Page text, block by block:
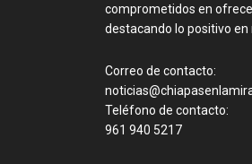
comprometidos en
destacando lo positivo en
Correo de contacto:
Teléfono de contacto:
961 940 5217